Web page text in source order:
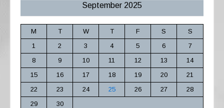
September 2025
M T W T F S
S
1
2 3 4 5 6
7
8
9 10 11 12 13
14
15
16 17 18 19 20
21
22
23 24 25 26 27
28
29
30